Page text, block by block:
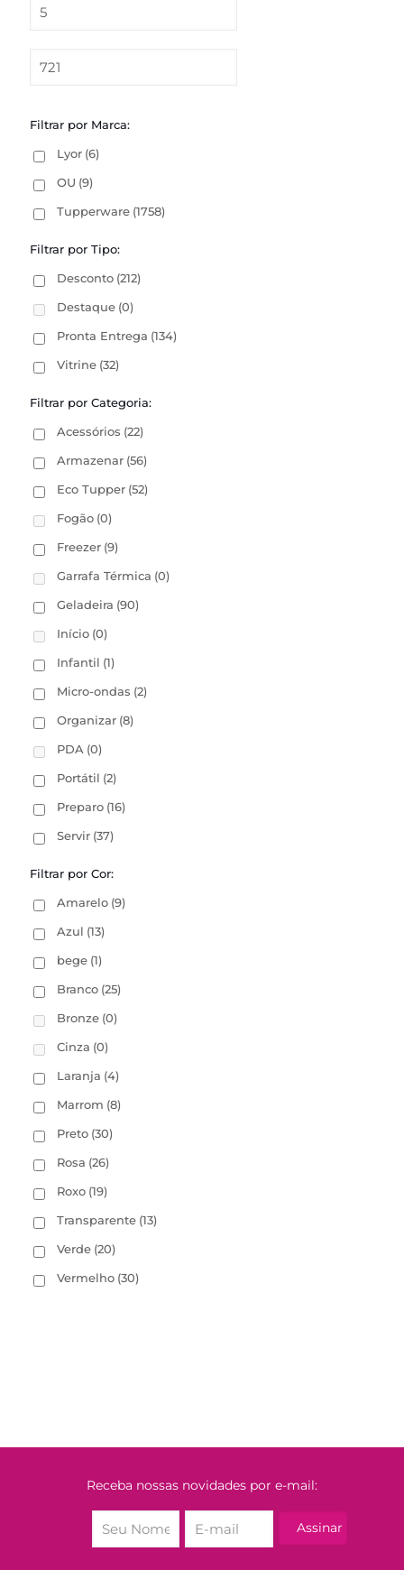
Filtrar por Marca:
Lyor (6)
OU (9)
Tupperware (1758)
Filtrar por Tipo:
Desconto (212)
Destaque (0)
Pronta Entrega (134)
Vitrine (32)
Filtrar por Categoria:
Acessórios (22)
Armazenar (56)
Eco Tupper (52)
Fogão (0)
Freezer (9)
Garrafa Térmica (0)
Geladeira (90)
Início (0)
Infantil (1)
Micro-ondas (2)
Organizar (8)
PDA (0)
Portátil (2)
Preparo (16)
Servir (37)
Filtrar por Cor:
Amarelo (9)
Azul (13)
bege (1)
Branco (25)
Bronze (0)
Cinza (0)
Laranja (4)
Marrom (8)
Preto (30)
Rosa (26)
Roxo (19)
Transparente (13)
Verde (20)
Vermelho (30)
Receba nossas novidades por e-mail: